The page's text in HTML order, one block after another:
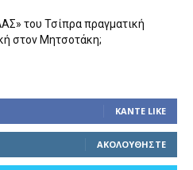
του Τσίπρα πραγματική
στον Μητσοτάκη;
ΚΆΝΤΕ LIKE
ΑΚΟΛΟΥΘΉΣΤΕ